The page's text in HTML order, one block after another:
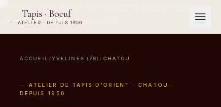
Tapis · Boeuf
ATELIER · DEPUIS 1950
ACCUEIL / YVELINES (78) / CHATOU
— ATELIER DE TAPIS D'ORIENT · CHATOU ·
DEPUIS 1950